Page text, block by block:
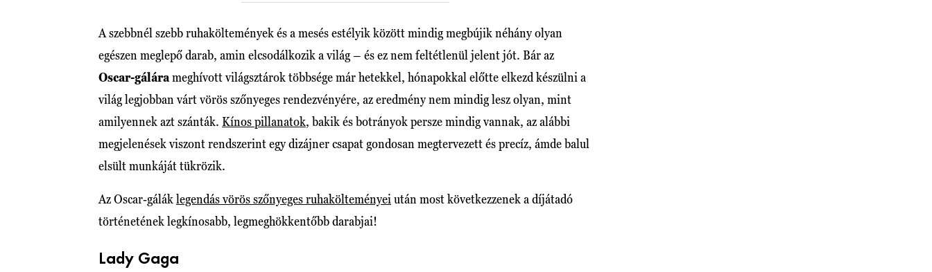
A szebbnél szebb ruhaköltemények és a mesés estélyik között mindig megbújik néhány olyan
egészen meglepő darab, amin elcsodálkozik a világ – és ez nem feltétlenül jelent jót. Bár az
Oscar-gálárameghívott világsztárok többsége már hetekkel, hónapokkal előtte elkezd készülni a
világ legjobban várt vörös szőnyeges rendezvényére, az eredmény nem mindig lesz olyan, mint
amilyennek azt szánták. Kínos pillanatok, bakik és botrányok persze mindig vannak, az alábbi
megjelenések viszont rendszerint egy dizájner csapat gondosan megtervezett és precíz, ámde balul
elsült munkáját tükrözik.
Az Oscar-gáláklegendás vörös szőnyeges ruhakölteményei után most következzenek a díjátadó
történetének legkínosabb, legmeghökkentőbb darabjai!
Lady Gaga